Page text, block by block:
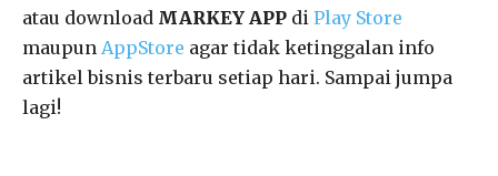
atau download MARKEY APP di Play Store
maupun AppStore agar tidak ketinggalan info
artikel bisnis terbaru setiap hari. Sampai jumpa
lagi!